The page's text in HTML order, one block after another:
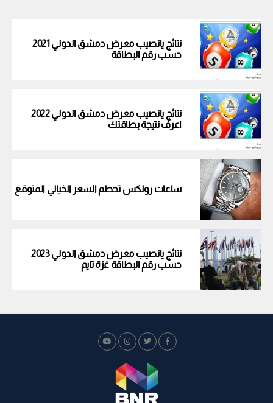
نتائج يانصيب معرض دمشق الدولي 2021
حسب رقم البطاقة
نتائج يانصيب معرض دمشق الدولي 2022
اعرف نتيجة بطاقتك
ساعات رولكس تحطم السعر الخيالي المتوقع
نتائج يانصيب معرض دمشق الدولي 2023
حسب رقم البطاقة غزة تايم